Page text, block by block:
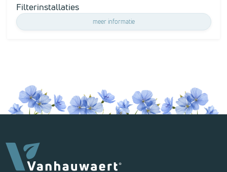
Filterinstallaties
meer informatie